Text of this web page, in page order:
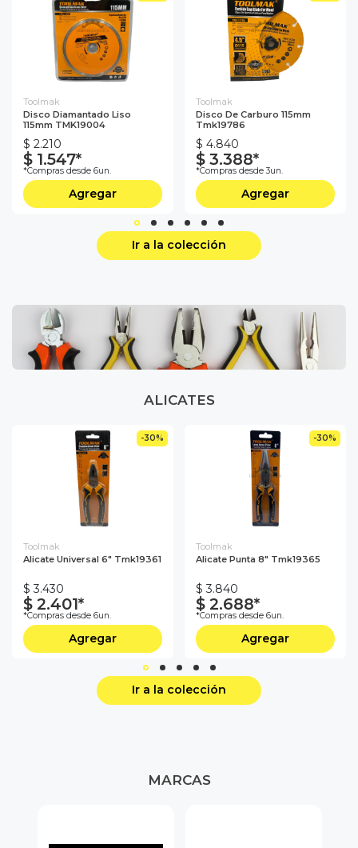
Toolmak
Disco Diamantado Liso
115mm TMK19004
$ 2.210
$ 1.547*
*Compras desde 6un.
Agregar
Toolmak
Disco De Carburo 115mm
Tmk19786
$ 4.840
$ 3.388*
*Compras desde 3un.
Agregar
Ir a la colección
ALICATES
-30%
Toolmak
Alicate Universal 6" Tmk19361
$ 3.430
$ 2.401*
*Compras desde 6un.
Agregar
-30%
Toolmak
Alicate Punta 8" Tmk19365
$ 3.840
$ 2.688*
*Compras desde 6un.
Agregar
Ir a la colección
MARCAS